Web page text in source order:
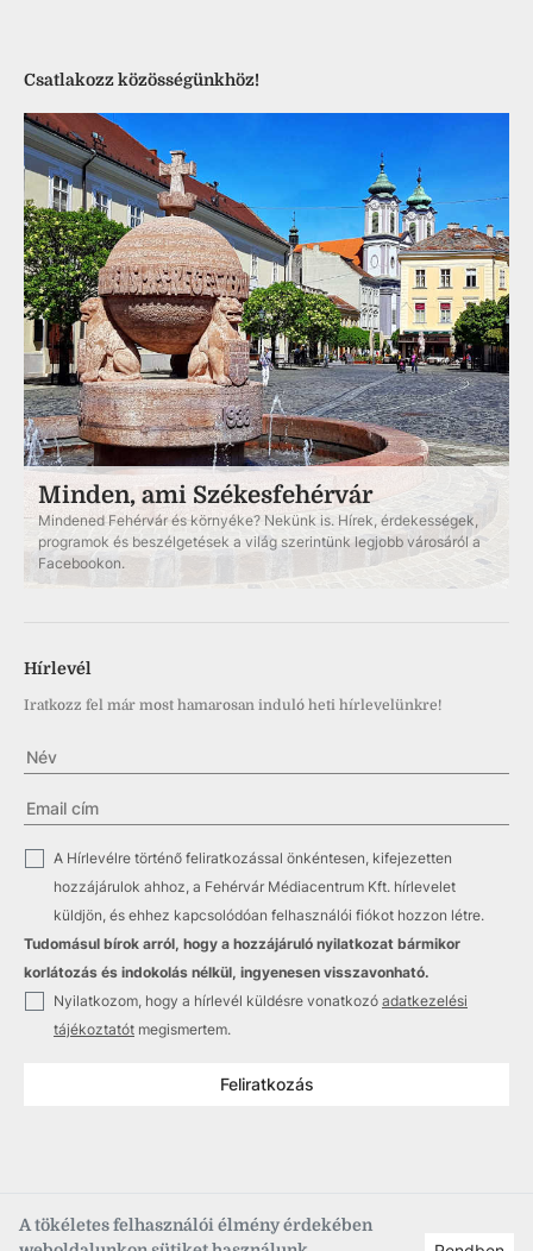
A tökéletes felhasználói élmény érdekében
Csatlakozz közösségünkhöz!
Minden, ami Székesfehérvár
Mindened Fehérvár és környéke? Nekünk is. Hírek, érdekességek,
programok és beszélgetések a világ szerintünk legjobb városáról a
Facebookon.
Hírlevél
Iratkozz fel már most hamarosan induló heti hírlevelünkre!
A Hírlevélre történő feliratkozással önkéntesen, kifejezetten
hozzájárulok ahhoz, a Fehérvár Médiacentrum Kft. hírlevelet
küldjön, és ehhez kapcsolódóan felhasználói fiókot hozzon létre.
Tudomásul bírok arról, hogy a hozzájáruló nyilatkozat bármikor
korlátozás és indokolás nélkül, ingyenesen visszavonható.
Nyilatkozom, hogy a hírlevél küldésre vonatkozó adatkezelési
tájékoztatót megismertem.
Feliratkozás